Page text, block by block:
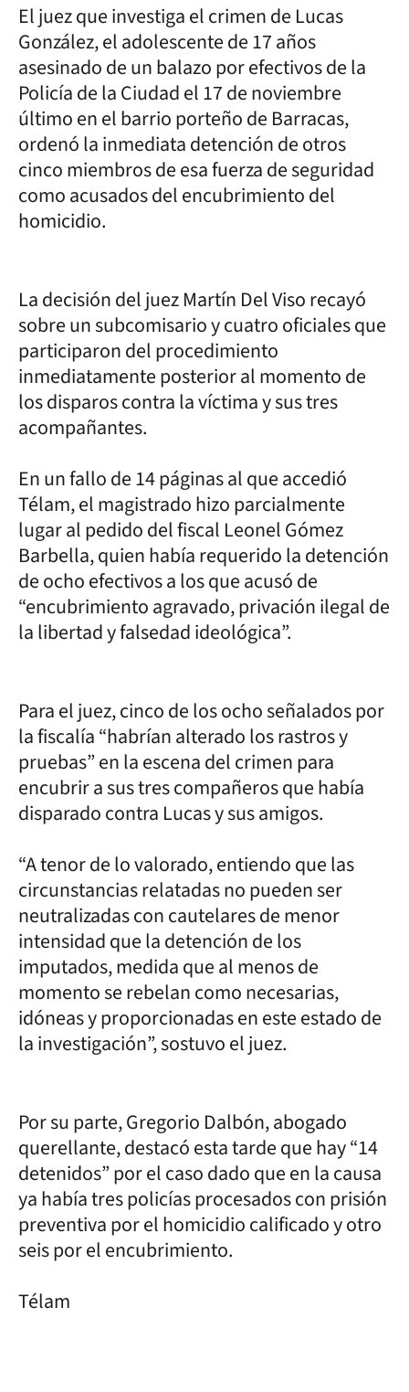
El juez que investiga el crimen de Lucas
González, el adolescente de 17 años
asesinado de un balazo por efectivos de la
Policía de la Ciudad el 17 de noviembre
último en el barrio porteño de Barracas,
ordenó la inmediata detención de otros
cinco miembros de esa fuerza de seguridad
como acusados del encubrimiento del
homicidio.
La decisión del juez Martín Del Viso recayó
sobre un subcomisario y cuatro oficiales que
participaron del procedimiento
inmediatamente posterior al momento de
los disparos contra la víctima y sus tres
acompañantes.
En un fallo de 14 páginas al que accedió
Télam, el magistrado hizo parcialmente
lugar al pedido del fiscal Leonel Gómez
Barbella, quien había requerido la detención
de ocho efectivos a los que acusó de
“encubrimiento agravado, privación ilegal de
la libertad y falsedad ideológica”.
Para el juez, cinco de los ocho señalados por
la fiscalía “habrían alterado los rastros y
pruebas” en la escena del crimen para
encubrir a sus tres compañeros que había
disparado contra Lucas y sus amigos.
“A tenor de lo valorado, entiendo que las
circunstancias relatadas no pueden ser
neutralizadas con cautelares de menor
intensidad que la detención de los
imputados, medida que al menos de
momento se rebelan como necesarias,
idóneas y proporcionadas en este estado de
la investigación”, sostuvo el juez.
Por su parte, Gregorio Dalbón, abogado
querellante, destacó esta tarde que hay “14
detenidos” por el caso dado que en la causa
ya había tres policías procesados con prisión
preventiva por el homicidio calificado y otro
seis por el encubrimiento.
Télam